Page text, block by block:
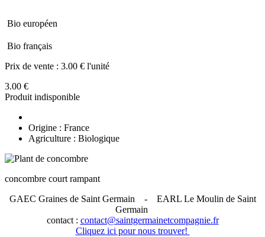
Bio européen
Bio français
Prix de vente : 3.00 € l'unité
3.00 €
Produit indisponible
Origine : France
Agriculture : Biologique
concombre court rampant
GAEC Graines de Saint Germain
- EARL Le Moulin de Saint
Germain
contact : contact@saintgermainetcompagnie.fr
Cliquez ici pour nous trouver!